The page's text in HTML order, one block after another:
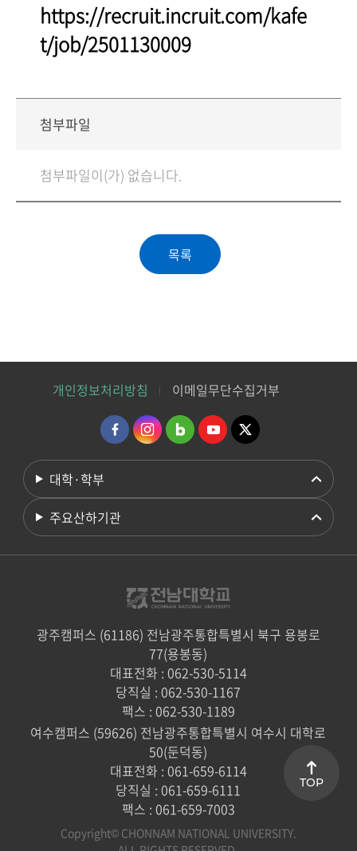
https://recruit.incruit.com/kafe
t/job/2501130009
첨부파일
첨부파일이(가) 없습니다.
개인정보처리방침 이메일무단수집거부
대학·학부
주요산하기관
광주캠퍼스 (61186) 전남광주통합특별시 북구 용봉로
77(용봉동)
대표전화 : 062-530-5114
당직실 : 062-530-1167
팩스 : 062-530-1189
여수캠퍼스 (59626) 전남광주통합특별시 여수시 대학로
50(둔덕동)
대표전화 : 061-659-6114
당직실 : 061-659-6111
팩스 : 061-659-7003
Copyright© CHONNAM NATIONAL UNIVERSITY.
TOP